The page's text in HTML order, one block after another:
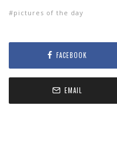
pictures of the day
FACEBOOK
EMAIL